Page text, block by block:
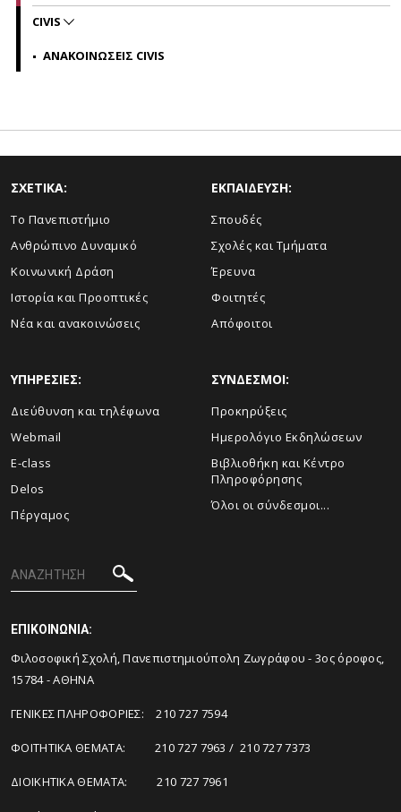
CIVIS
ΑΝΑΚΟΙΝΩΣΕΙΣ CIVIS
ΣΧΕΤΙΚΑ:
Το Πανεπιστήμιο
Ανθρώπινο Δυναμικό
Κοινωνική Δράση
Ιστορία και Προοπτικές
Νέα και ανακοινώσεις
ΕΚΠΑΙΔΕΥΣΗ:
Σπουδές
Σχολές και Τμήματα
Έρευνα
Φοιτητές
Απόφοιτοι
ΥΠΗΡΕΣΙΕΣ:
Διεύθυνση και τηλέφωνα
Webmail
E-class
Delos
Πέργαμος
ΣΥΝΔΕΣΜΟΙ:
Προκηρύξεις
Ημερολόγιο Εκδηλώσεων
Βιβλιοθήκη και Κέντρο
Πληροφόρησης
Όλοι οι σύνδεσμοι...
ΕΠΙΚΟΙΝΩΝΙΑ:
Φιλοσοφική Σχολή, Πανεπιστημιούπολη Ζωγράφου - 3ος όροφος,
15784 - ΑΘΗΝΑ
ΓΕΝΙΚΕΣ ΠΛΗΡΟΦΟΡΙΕΣ: 210 727 7594
ΦΟΙΤΗΤΙΚΑ ΘΕΜΑΤΑ: 210 727 7963 / 210 727 7373
ΔΙΟΙΚΗΤΙΚΑ ΘΕΜΑΤΑ: 210 727 7961